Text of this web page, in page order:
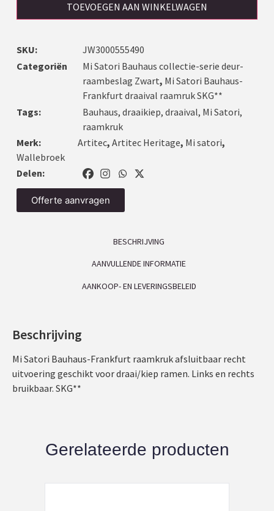
TOEVOEGEN AAN WINKELWAGEN
SKU:
JW3000555490
Categoriën
Mi Satori Bauhaus collectie-serie deur-
raambeslag Zwart, Mi Satori Bauhaus-
Frankfurt draaival raamruk SKG**
Tags:
Bauhaus, draaikiep, draaival, Mi Satori,
raamkruk
Merk:
Artitec, Artitec Heritage, Mi satori,
Wallebroek
Delen:
Offerte aanvragen
BESCHRIJVING
AANVULLENDE INFORMATIE
AANKOOP- EN LEVERINGSBELEID
Beschrijving
Mi Satori Bauhaus-Frankfurt raamkruk afsluitbaar recht
uitvoering geschikt voor draai/kiep ramen. Links en rechts
bruikbaar. SKG**
Gerelateerde producten